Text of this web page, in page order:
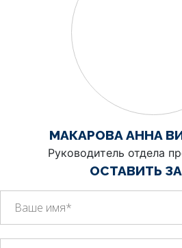
МАКАРОВА АННА
Руководитель отдела
ОСТАВИТЬ